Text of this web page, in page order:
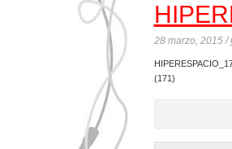
28 marzo, 2015 /
(171)